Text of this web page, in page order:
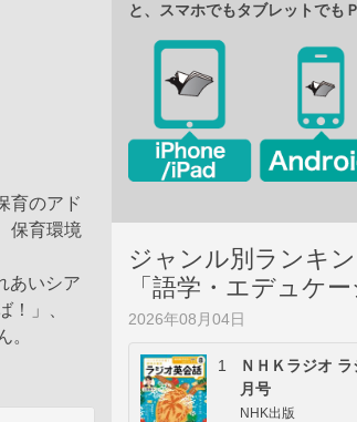
育のアド
保育環境
あいシア
」、
。
と、スマホでもタブレットでも
ジャンル別ランキ
「語学・エデュケー
2026年08月04日
1
ＮＨＫラジオ
月号
NHK出版